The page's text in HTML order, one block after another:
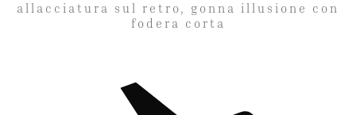
allacciatura sul retro, gonna illusione con
fodera corta